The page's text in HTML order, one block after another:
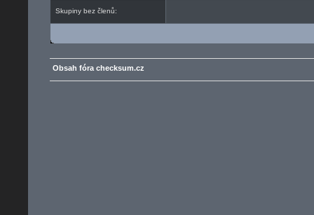
Skupiny bez členů:
Obsah fóra checksum.cz